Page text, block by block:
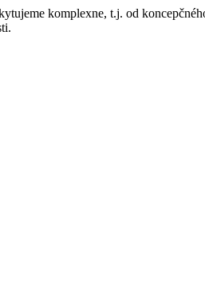
komplexne, t.j. od